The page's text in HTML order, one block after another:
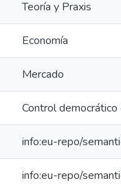
Teoría y Praxis
Economía
Mercado
Control democrático
info:eu-repo/
info:eu-repo/